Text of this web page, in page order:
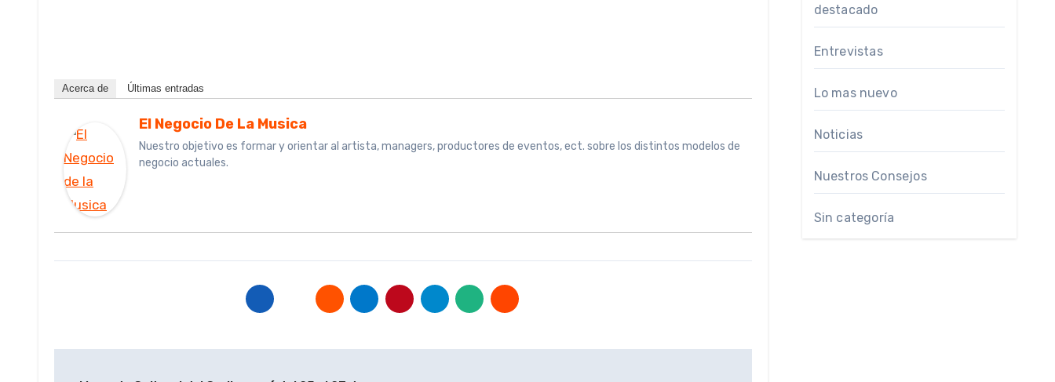
Acerca de Últimas entradas
El Negocio De La Musica
Nuestro objetivo es formar y orientar al artista, managers, productores de eventos, ect. sobre los distintos modelos de
negocio actuales.
destacado
Entrevistas
Lo mas nuevo
Noticias
Nuestros Consejos
Sin categoría